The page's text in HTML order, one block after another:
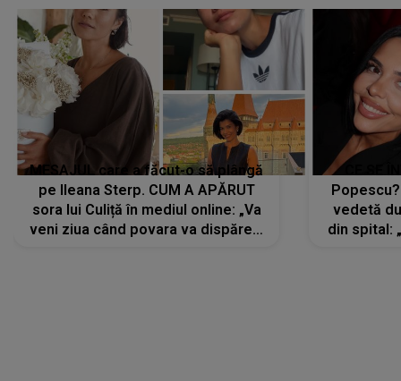
MESAJUL care a făcut-o să plângă
pe Ileana Sterp. CUM A APĂRUT
sora lui Culiță în mediul online: „Va
veni ziua când povara va dispărea,
vedetă
din spital: